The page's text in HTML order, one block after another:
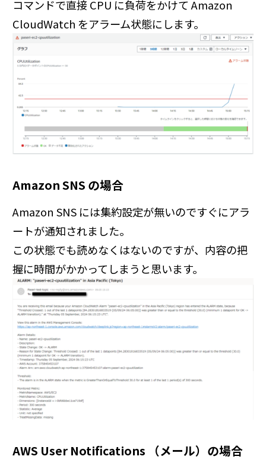
コマンドで直接 CPU に負荷をかけて Amazon
CloudWatch をアラーム状態にします。
Amazon SNS の場合
Amazon SNS には集約設定が無いのですぐにアラ
ートが通知されました。
この状態でも読めなくはないのですが、内容の把
握に時間がかかってしまうと思います。
AWS User Notifications （メール）の場合